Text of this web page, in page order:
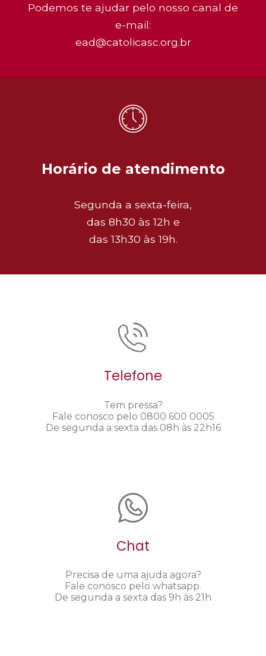
Podemos te ajudar pelo nosso canal de
e-mail:
ead@catolicasc.org.br
Horário de atendimento
Segunda a sexta-feira,
das 8h30 às 12h e
das 13h30 às 19h.
Telefone
Tem pressa?
Fale conosco pelo 0800 600 0005
De segunda a sexta das 08h às 22h16
Chat
Precisa de uma ajuda agora?
Fale conosco pelo whatsapp.
De segunda a sexta das 9h às 21h